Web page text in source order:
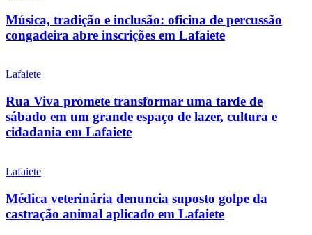
Música, tradição e inclusão: oficina de percussão
congadeira abre inscrições em Lafaiete
Lafaiete
Rua Viva promete transformar uma tarde de
sábado em um grande espaço de lazer, cultura e
cidadania em Lafaiete
Lafaiete
Médica veterinária denuncia suposto golpe da
castração animal aplicado em Lafaiete